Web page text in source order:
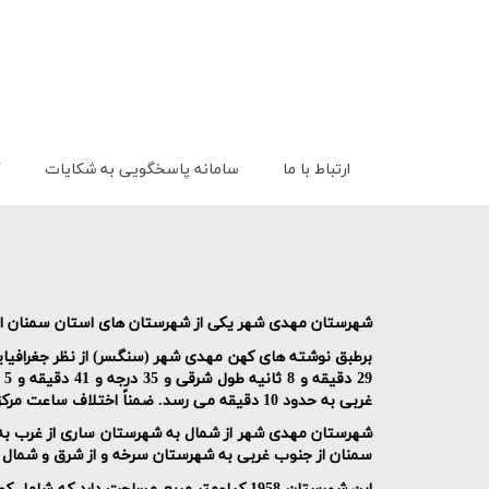
سامانه پاسخگویی به شکایات ارتباط با ما
شهرستان مهدی شهر یکی از شهرستان های استان سمنان
برطبق نوشته های کهن مهدی شهر (سنگسر) از نظر
29 دقیقه و 8 ثانیه طول شرقی و 35 درجه و 41 دقیقه و 5 ثانیه تا 35 درجه و 45 دقیقه و 55 ثانیه عرض شمالی قرار گرفته است
غربی به حدود 10 دقیقه می رسد. ضمناً اختلاف ساعت مرکز شهرستان مهدی شهر(سنگسر) با تهران حدود 7 دقیقه و 40 ثانیه می باشد
شهرستان مهدی شهر از شمال به شهرستان ساری از غرب
سمنان از جنوب غربی به شهرستان سرخه و از شرق و